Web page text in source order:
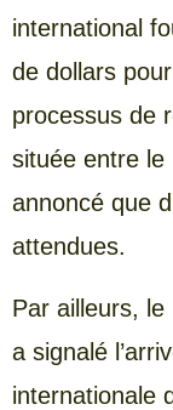
international
de dollars
processus de
située entre le
annoncé que
attendues.
Par ailleurs,
a signalé
internationale